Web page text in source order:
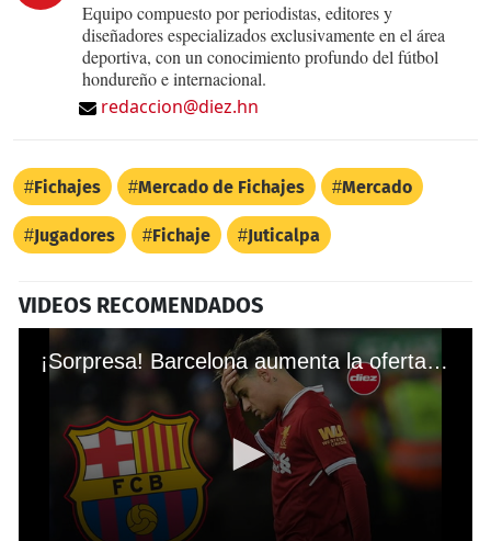
Equipo compuesto por periodistas, editores y
diseñadores especializados exclusivamente en el área
deportiva, con un conocimiento profundo del fútbol
hondureño e internacional.
redaccion@diez.hn
Fichajes Mercado de Fichajes Mercado
Jugadores Fichaje Juticalpa
VIDEOS RECOMENDADOS
¡Sorpresa! Barcelona aumenta la oferta por el fichaje de Coutinho